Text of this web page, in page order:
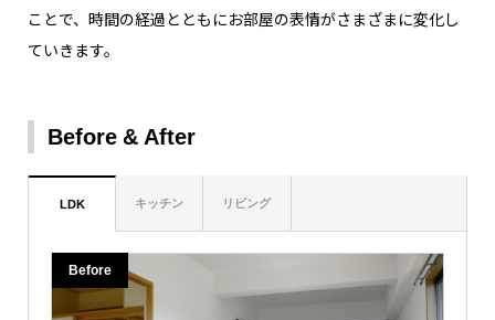
ことで、時間の経過とともにお部屋の表情がさまざまに変化し
ていきます。
Before After
LDK キッチン リビング